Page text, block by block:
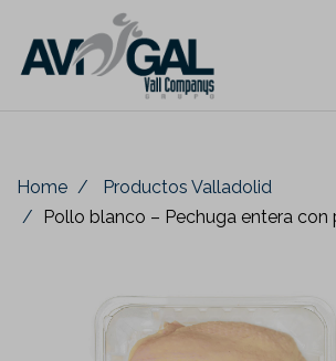
Home
Productos Valladolid
Pollo blanco – Pechuga entera con